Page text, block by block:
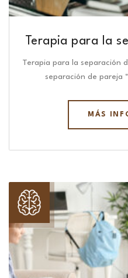
Terapia para la
Terapia para la separación
separación de pareja
MÁS